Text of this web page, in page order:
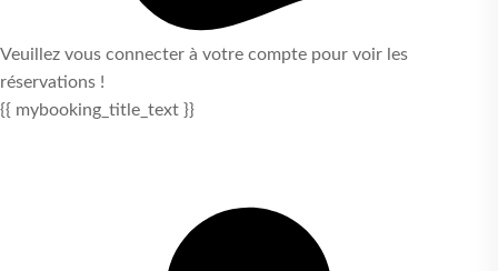
Veuillez vous connecter à votre compte pour voir les
réservations !
{{ mybooking_title_text }}